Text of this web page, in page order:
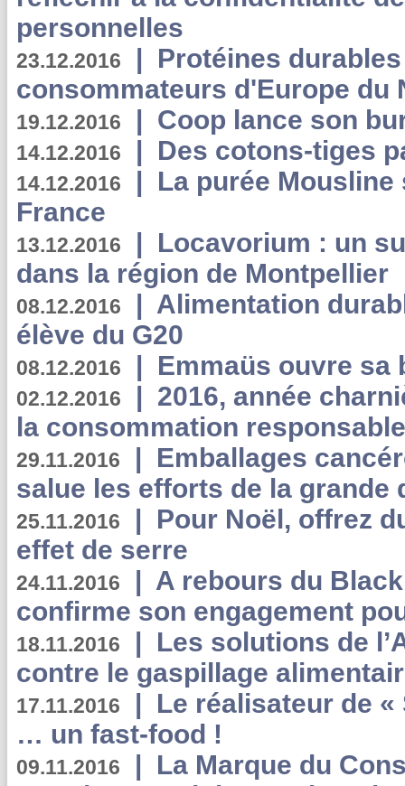
personnelles
23.12.2016 | Protéines
consommateurs d'Europe du
19.12.2016 | Coop lance son
14.12.2016 | Des cotons-tiges
14.12.2016 | La purée
France
13.12.2016 | Locavorium : un
dans la région de Montpellier
08.12.2016 | Alimentation
élève du G20
08.12.2016 | Emmaüs ouvre sa
02.12.2016 | 2016, année
la consommation
29.11.2016 | Emballages
salue les efforts de la grande
25.11.2016 | Pour Noël, offrez
effet de serre
24.11.2016 | A rebours du
confirme son engagement
18.11.2016 | Les solutions de
contre le gaspillage
17.11.2016 | Le réalisateur de «
… un fast-food !
09.11.2016 | La Marque du